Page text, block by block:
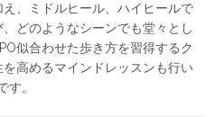
、ミドルヒール、ハイヒールで
どのようなシーンでも堂々とし
似合わせた歩き方を習得するク
高めるマインドレッスンも行い
す。